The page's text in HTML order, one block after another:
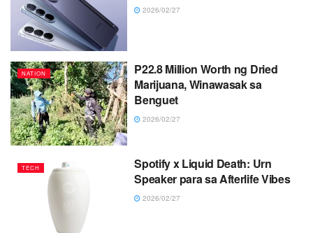
2026/02/27
NATION
P22.8 Million Worth ng Dried
Marijuana, Winawasak sa
Benguet
2026/02/27
TECH
Spotify x Liquid Death: Urn
Speaker para sa Afterlife Vibes
2026/02/27